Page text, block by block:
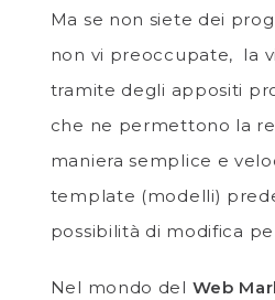
Ma se non siete dei
non vi preoccupate, la
tramite degli appositi
che ne permettono la
maniera semplice e
template (modelli)
possibilità di modifica
Nel mondo del Web